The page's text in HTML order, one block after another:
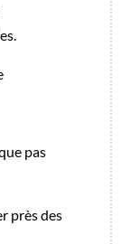
pas
près des